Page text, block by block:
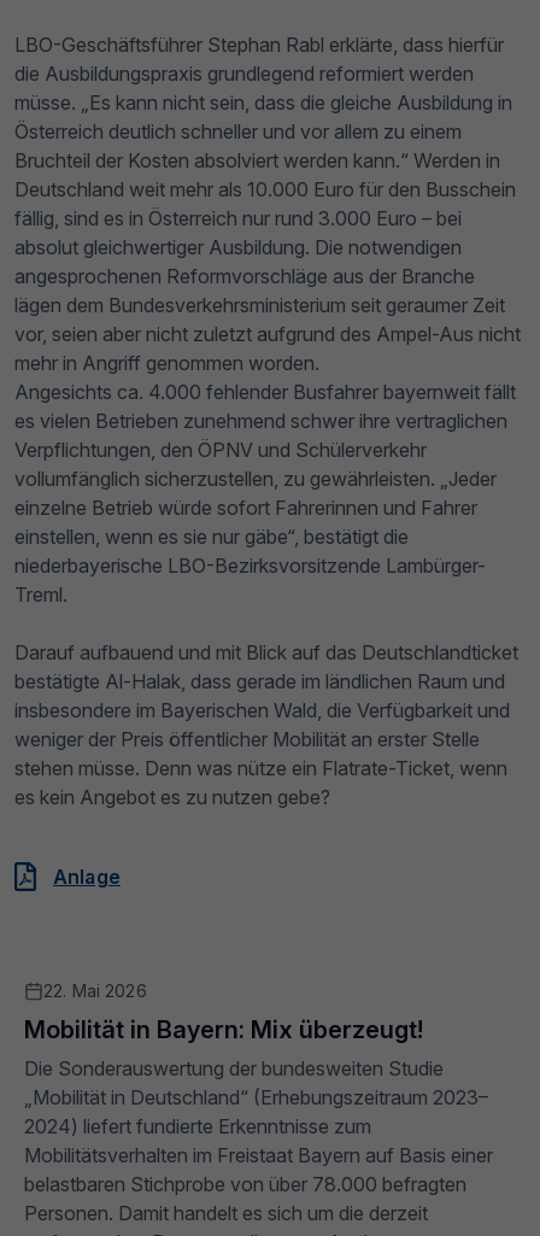
LBO-Geschäftsführer Stephan Rabl erklärte, dass hierfür
die Ausbildungspraxis grundlegend reformiert werden
müsse. „Es kann nicht sein, dass die gleiche Ausbildung in
Österreich deutlich schneller und vor allem zu einem
Bruchteil der Kosten absolviert werden kann.“ Werden in
Deutschland weit mehr als 10.000 Euro für den Busschein
fällig, sind es in Österreich nur rund 3.000 Euro – bei
absolut gleichwertiger Ausbildung. Die notwendigen
angesprochenen Reformvorschläge aus der Branche
lägen dem Bundesverkehrsministerium seit geraumer Zeit
vor, seien aber nicht zuletzt aufgrund des Ampel-Aus nicht
mehr in Angriff genommen worden.
Angesichts ca. 4.000 fehlender Busfahrer bayernweit fällt
es vielen Betrieben zunehmend schwer ihre vertraglichen
Verpflichtungen, den ÖPNV und Schülerverkehr
vollumfänglich sicherzustellen, zu gewährleisten. „Jeder
einzelne Betrieb würde sofort Fahrerinnen und Fahrer
einstellen, wenn es sie nur gäbe“, bestätigt die
niederbayerische LBO-Bezirksvorsitzende Lambürger-
Treml.
Darauf aufbauend und mit Blick auf das Deutschlandticket
bestätigte Al-Halak, dass gerade im ländlichen Raum und
insbesondere im Bayerischen Wald, die Verfügbarkeit und
weniger der Preis öffentlicher Mobilität an erster Stelle
stehen müsse. Denn was nütze ein Flatrate-Ticket, wenn
es kein Angebot es zu nutzen gebe?
Anlage
22. Mai 2026
Mobilität in Bayern: Mix überzeugt!
Die Sonderauswertung der bundesweiten Studie
„Mobilität in Deutschland“ (Erhebungszeitraum 2023–
2024) liefert fundierte Erkenntnisse zum
Mobilitätsverhalten im Freistaat Bayern auf Basis einer
belastbaren Stichprobe von über 78.000 befragten
Personen. Damit handelt es sich um die derzeit